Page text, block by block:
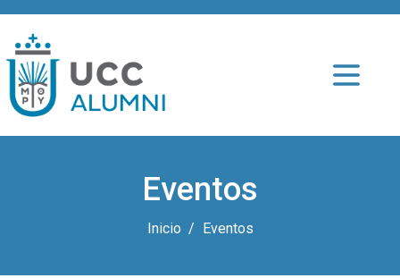
Eventos
Inicio Eventos